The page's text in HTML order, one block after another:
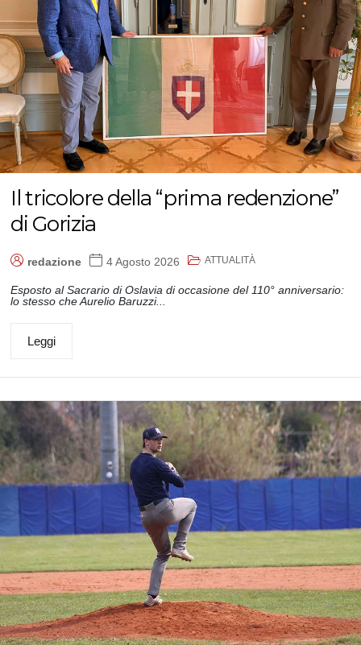
Il tricolore della “prima redenzione”
di Gorizia
redazione 4 Agosto 2026 ATTUALITÀ
Esposto al Sacrario di Oslavia di occasione del 110° anniversario:
lo stesso che Aurelio Baruzzi...
Leggi